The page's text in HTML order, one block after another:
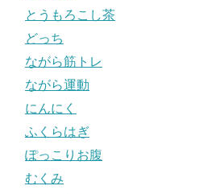
とうもろこし茶
どっち
ながら筋トレ
ながら運動
にんにく
ふくらはぎ
ぽっこりお腹
むくみ